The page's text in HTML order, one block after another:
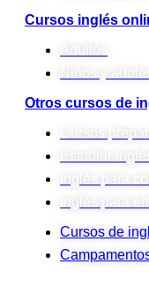
Cursos inglés
Adultos
Niños y
Otros cursos de
Cursos
Estudiar
Inglés para
Inglés para
Cursos de